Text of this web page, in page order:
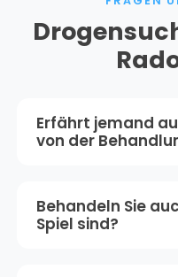
Erfährt jemand
von der
Behandeln Sie
Spiel sind?